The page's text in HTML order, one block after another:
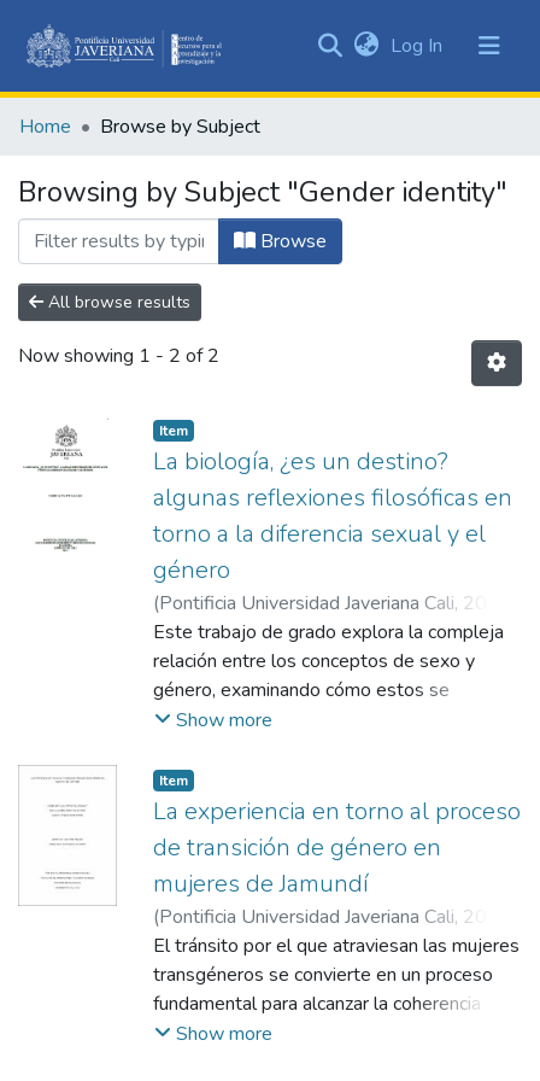
&
All of DSpace
Log In (current)
Home Browse by Subject
Browsing by Subject "Gender identity"
Browse
All browse results
Now showing 1 - 2 of 2
Item
La biología, ¿es un destino?
algunas reflexiones filosóficas en
torno a la diferencia sexual y el
género
(Pontificia Universidad Javeriana Cali, 2021
Duarte Salgado, Isabella;Méndez Sandoval,
Carlos Andrés
Este trabajo de grado explora la compleja
relación entre los conceptos de sexo y
género, examinando cómo estos se
presentan en contextos cotidianos y
asociar a características biológicas (genética,
hormonas, genitales), el género se refiere a
roles y expresiones sociales. Sin embargo,
esta distinción no es siempre clara, y a
menudo las preguntas en formularios o
estudios académicos entrelazan ambos
conceptos, generando confusión y debate.
La investigación analiza teorías
deterministas que explican roles de género
mediante factores biológicos, presentadas
Show more
Item
La experiencia en torno al proceso
de transición de género en
mujeres de Jamundí
(Pontificia Universidad Javeriana Cali, 2019
Chavarro Jansasoy, Angie Daniela;Herrera
Méndez, Paola Andrea;Ramos Peña, Laura
Vanessa;Peláez Lozano, María del Socorro
El tránsito por el que atraviesan las mujeres
transgéneros se convierte en un proceso
fundamental para alcanzar la coherencia
entre su deseo interno de ser mujeres, su
Show more